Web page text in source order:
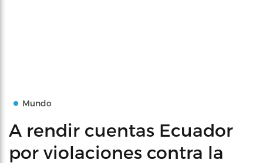
Mundo
A rendir cuentas Ecuador
por violaciones contra la